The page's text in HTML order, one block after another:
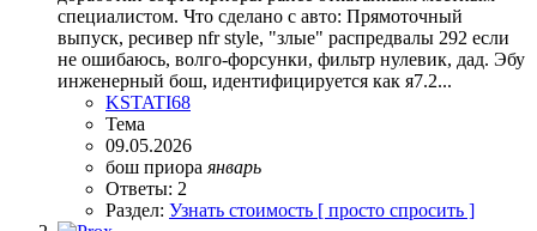
специалистом. Что сделано с авто: Прямоточный
выпуск, ресивер nfr style, "злые" распредвалы 292 если
не ошибаюсь, волго-форсунки, фильтр нулевик, дад. Эбу
инженерный бош, идентифицируется как я7.2...
KSTATI68
Тема
09.05.2026
бош приора январь
Ответы: 2
Раздел: Узнать стоимость [ просто спросить ]